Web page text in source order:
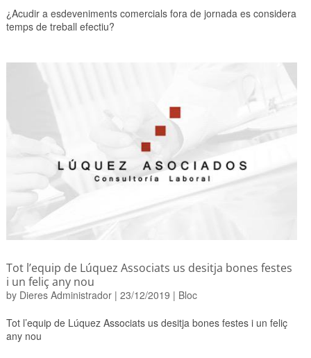
¿Acudir a esdeveniments comercials fora de jornada es considera
temps de treball efectiu?
Tot l’equip de Lúquez Associats us desitja bones festes
i un feliç any nou
by Dieres Administrador| 23/12/2019 | Bloc
Tot l’equip de Lúquez Associats us desitja bones festes i un feliç
any nou